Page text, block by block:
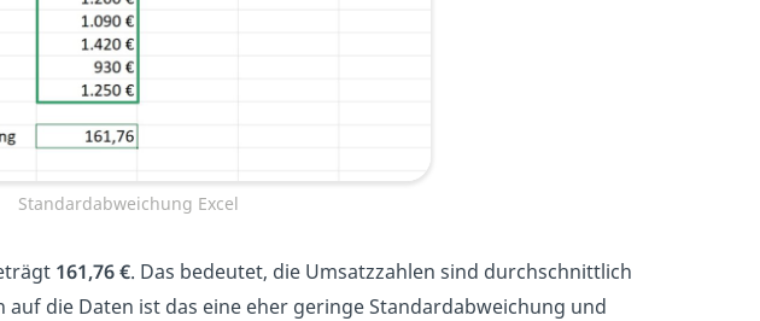
Standardabweichung Excel
161,76 €. Das bedeutet, die Umsatzzahlen sind durchschnittlich
auf die Daten ist das eine eher geringe Standardabweichung und